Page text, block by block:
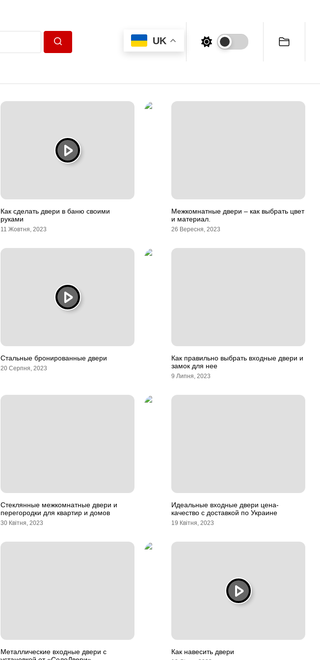
UK
Как сделать двери в баню своими
руками
11 Жовтня, 2023
Межкомнатные двери – как выбрать цвет
и материал.
26 Вересня, 2023
Стальные бронированные двери
20 Серпня, 2023
Как правильно выбрать входные двери и
замок для нее
9 Липня, 2023
Стеклянные межкомнатные двери и
перегородки для квартир и домов
30 Квітня, 2023
Идеальные входные двери цена-
качество с доставкой по Украине
19 Квітня, 2023
Металлические входные двери с
Как навесить двери